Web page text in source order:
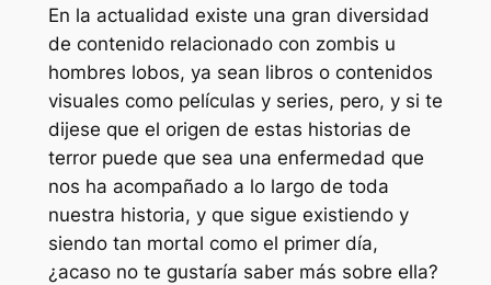
En la actualidad existe una gran diversidad
de contenido relacionado con zombis u
hombres lobos, ya sean libros o contenidos
visuales como películas y series, pero, y si te
dijese que el origen de estas historias de
terror puede que sea una enfermedad que
nos ha acompañado a lo largo de toda
nuestra historia, y que sigue existiendo y
siendo tan mortal como el primer día,
¿acaso no te gustaría saber más sobre ella?